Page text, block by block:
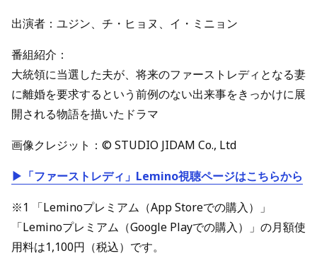
出演者：ユジン、チ・ヒョヌ、イ・ミニョン
番組紹介：
大統領に当選した夫が、将来のファーストレディとなる妻
に離婚を要求するという前例のない出来事をきっかけに展
開される物語を描いたドラマ
画像クレジット：© STUDIO JIDAM Co., Ltd
▶「ファーストレディ」Lemino視聴ページはこちらから
※1 「Leminoプレミアム（App Storeでの購入）」
「Leminoプレミアム（Google Playでの購入）」の月額使
用料は1,100円（税込）です。